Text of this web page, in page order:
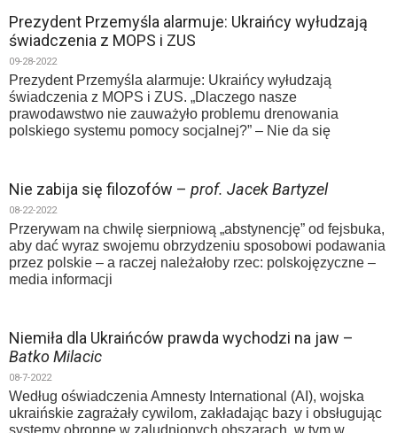
Prezydent Przemyśla alarmuje: Ukraińcy wyłudzają
świadczenia z MOPS i ZUS
09-28-2022
Prezydent Przemyśla alarmuje: Ukraińcy wyłudzają
świadczenia z MOPS i ZUS. „Dlaczego nasze
prawodawstwo nie zauważyło problemu drenowania
polskiego systemu pomocy socjalnej?” – Nie da się
Nie zabija się filozofów – prof. Jacek Bartyzel
08-22-2022
Przerywam na chwilę sierpniową „abstynencję” od fejsbuka,
aby dać wyraz swojemu obrzydzeniu sposobowi podawania
przez polskie – a raczej należałoby rzec: polskojęzyczne –
media informacji
Niemiła dla Ukraińców prawda wychodzi na jaw –
Batko Milacic
08-7-2022
Według oświadczenia Amnesty International (AI), wojska
ukraińskie zagrażały cywilom, zakładając bazy i obsługując
systemy obronne w zaludnionych obszarach, w tym w